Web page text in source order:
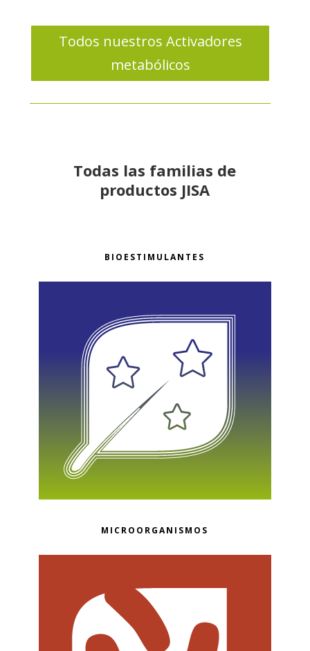
Todos nuestros Activadores
metabólicos
Todas las familias de
productos JISA
BIOESTIMULANTES
MICROORGANISMOS